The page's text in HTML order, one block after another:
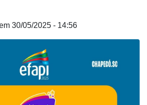
30/05/2025 - 14:56